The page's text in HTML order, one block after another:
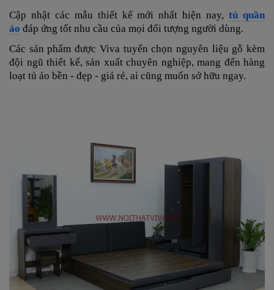
Cập nhật các mẫu thiết kế mới nhất hiện nay,tủ quần
áo đáp ứng tốt nhu cầu của mọi đối tượng người dùng.
Các sản phẩm được Viva tuyển chọn nguyên liệu gỗ kèm
đội ngũ thiết kế, sản xuất chuyên nghiệp, mang đến hàng
loạt tủ áo bền - đẹp - giá rẻ, ai cũng muốn sở hữu ngay.